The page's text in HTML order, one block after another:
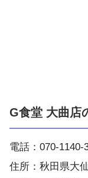
G食堂 大曲店
電話：070-1140-
住所：秋田県大